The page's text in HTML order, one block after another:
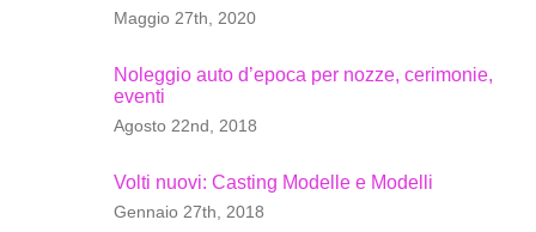
Maggio 27th, 2020
Noleggio auto d’epoca per nozze, cerimonie,
eventi
Agosto 22nd, 2018
Volti nuovi: Casting Modelle e Modelli
Gennaio 27th, 2018